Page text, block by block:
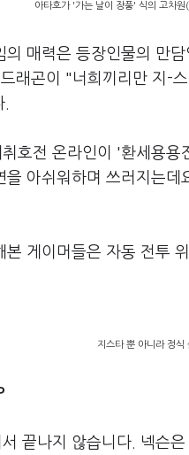
아타호가 '가는 날이 장풍' 식의 고차
의 매력은 등장인물의 만
래곤이 "너희끼리만 지-
호전 온라인이 '환세용
을 아쉬워하며 쓰러지는
본 게이머들은 자동 전투
지스타 뿐 아니라 정식
끝나지 않습니다. 넥슨